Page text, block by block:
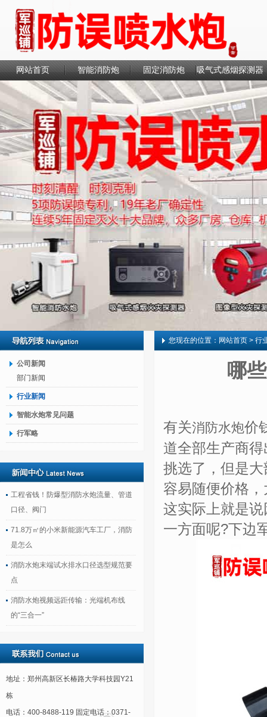
网站首页 智能消防炮 固定消防炮 吸气式感烟探测器
联系我们
公司新闻
部门新闻
行业新闻
智能水炮常见问题
行军略
工程省钱！防爆型消防水炮流量、管道
口径、阀门
71.8万㎡的小米新能源汽车工厂，消防
是怎么
消防水炮末端试水排水口径选型规范要
点
消防水炮视频远距传输：光端机布线
的“三合一”
地址：郑州高新区长椿路大学科技园Y21
栋
电话：400-8488-119 固定电话：0371-
您现在的位置： 网站首页 > 行
哪
有关消防水炮价
道全部生产商
挑选了，但是
容易随便价格
这实际上就是
一方面呢?下边